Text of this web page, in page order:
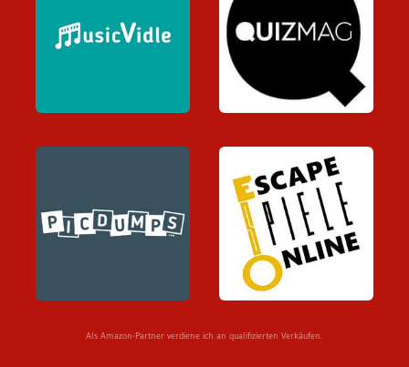
Als Amazon-Partner verdiene ich an qualifizierten Verkäufen.